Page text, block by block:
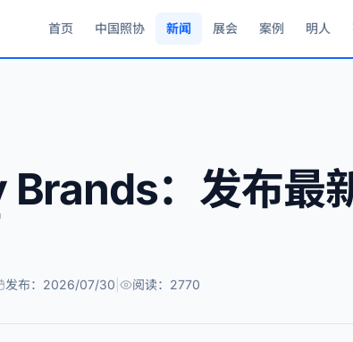
首页 中国照协 新闻 展会 案例 明人
：发布最
发布：2026/07/30 阅读：2770